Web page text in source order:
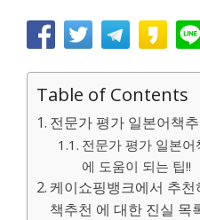
Table of Contents
전문가 평가 일본어책
전문가 평가 일본
에 도움이 되는 팁!!
케이쇼핑뱅크에서 추
책추천 에 대한 진실 목